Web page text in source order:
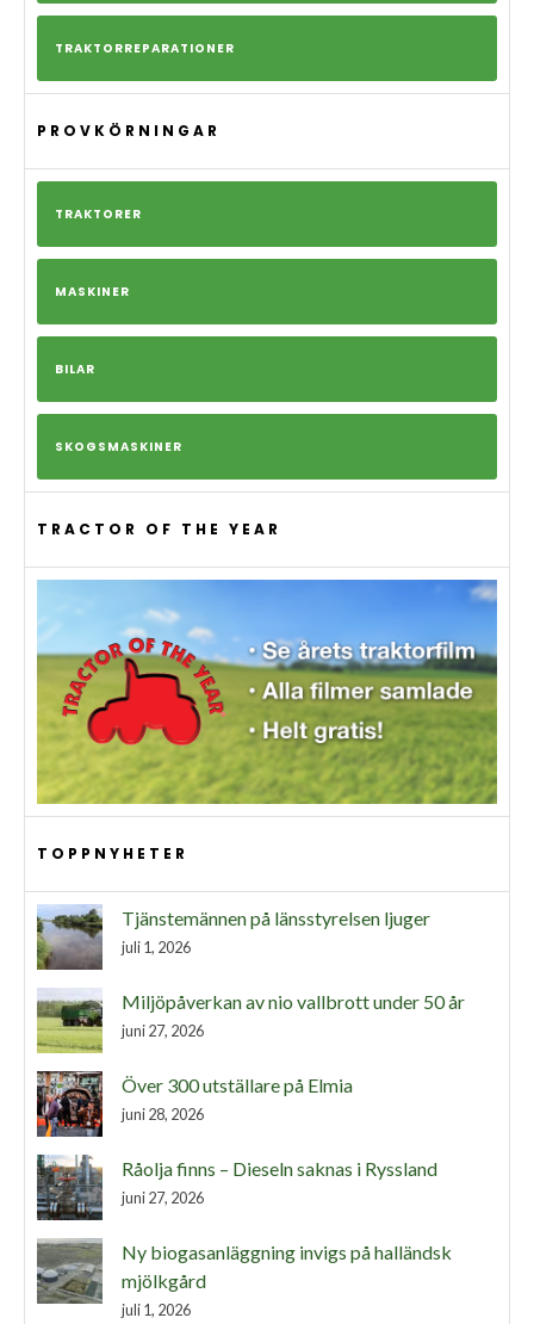
TRAKTORREPARATIONER
PROVKÖRNINGAR
TRAKTORER
MASKINER
BILAR
SKOGSMASKINER
TRACTOR OF THE YEAR
TOPPNYHETER
Tjänstemännen på länsstyrelsen ljuger
juli 1, 2026
Miljöpåverkan av nio vallbrott under 50 år
juni 27, 2026
Över 300 utställare på Elmia
juni 28, 2026
Råolja finns – Dieseln saknas i Ryssland
juni 27, 2026
Ny biogasanläggning invigs på halländsk
mjölkgård
juli 1, 2026